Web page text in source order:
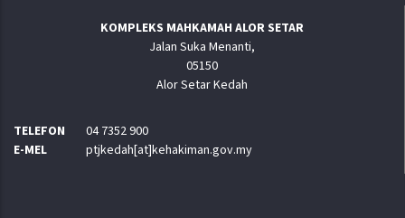
KOMPLEKS MAHKAMAH ALOR SETAR
Jalan Suka Menanti,
05150
Alor Setar Kedah
TELEFON
04 7352 900
E-MEL
ptjkedah[at]kehakiman.gov.my